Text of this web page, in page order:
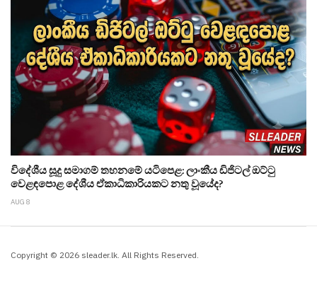
විදේශීය සූදු සමාගම් තහනමේ යටිපෙළ: ලාංකීය ඩිජිටල් ඔට්ටු
වෙළඳපොළ දේශීය ඒකාධිකාරියකට නතු වූයේද?
AUG 8
Copyright © 2026 sleader.lk. All Rights Reserved.